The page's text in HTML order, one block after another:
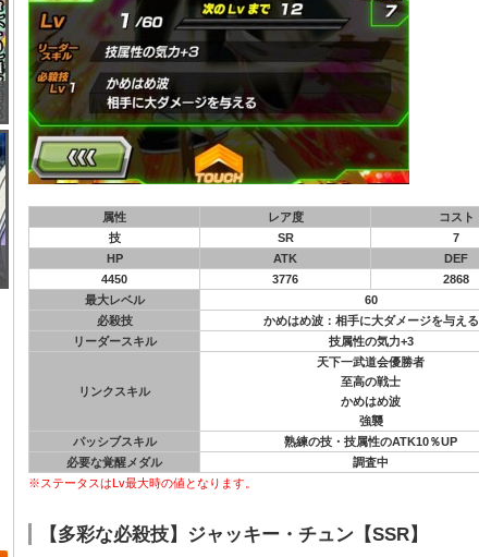
属性 レア度
コスト
技
SR
7
HP
ATK
DEF
4450
3776
2868
最大レベル
60
必殺技
かめはめ波：相手に大ダメージを与える
リーダースキル
技属性の気力+3
リンクスキル
天下一武道会優勝者
至高の戦士
かめはめ波
強襲
パッシブスキル
熟練の技・技属性のATK10％UP
必要な覚醒メダル
調査中
※ステータスはLv最大時の値となります。
【多彩な必殺技】ジャッキー・チュン【SSR】